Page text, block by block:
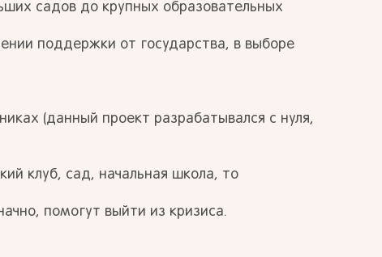
садов до крупных образовательных
поддержки от государства, в выборе
(данный проект разрабатывался с нуля,
клуб, сад, начальная школа, то
помогут выйти из кризиса.